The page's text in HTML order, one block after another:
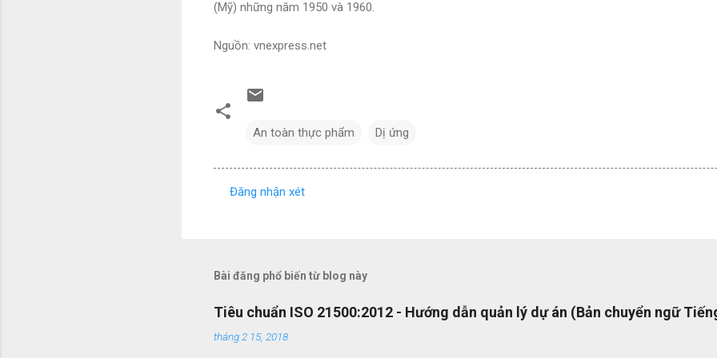
(Mỹ) những năm 1950 và 1960.
Nguồn: vnexpress.net
An toàn thực phẩm Dị ứng
n
é
t
Đăng nhận xét
Bài đăng phổ biến từ blog này
Tiêu chuẩn ISO 21500:2012 - Hướng dẫn quản lý dự án (Bản chuyển ngữ
tháng 2 15, 2018